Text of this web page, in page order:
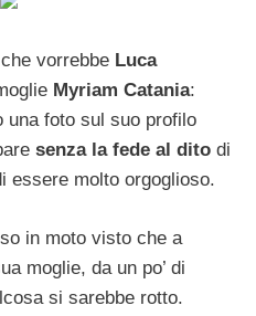
vorrebbe Luca
Myriam Catania:
una foto sul suo profilo
senza la fede al dito di
essere molto orgoglioso.
in moto visto che a
moglie, da un po’ di
si sarebbe rotto.